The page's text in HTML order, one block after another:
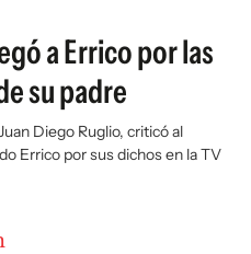
a Errico por las
su padre
Diego Ruglio, criticó al
Errico por sus dichos en la TV